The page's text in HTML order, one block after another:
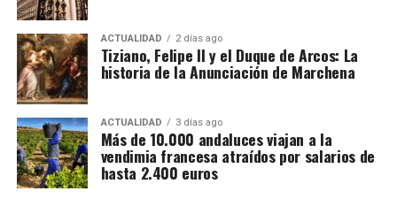
ACTUALIDAD 2 días ago
Tiziano, Felipe II y el Duque de Arcos: La
historia de la Anunciación de Marchena
ACTUALIDAD 3 días ago
Más de 10.000 andaluces viajan a la
vendimia francesa atraídos por salarios de
hasta 2.400 euros